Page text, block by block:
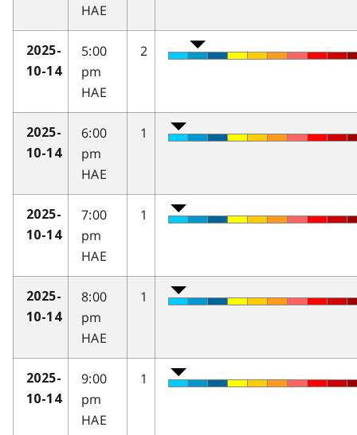
HAE
2025-
10-14
5:00
pm
HAE
2
2025-
10-14
6:00
pm
HAE
1
2025-
10-14
7:00
pm
HAE
1
2025-
10-14
8:00
pm
HAE
1
2025-
10-14
9:00
pm
HAE
1